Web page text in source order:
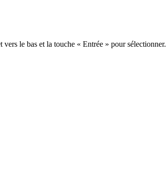
le bas et la touche « Entrée » pour sélectionner.